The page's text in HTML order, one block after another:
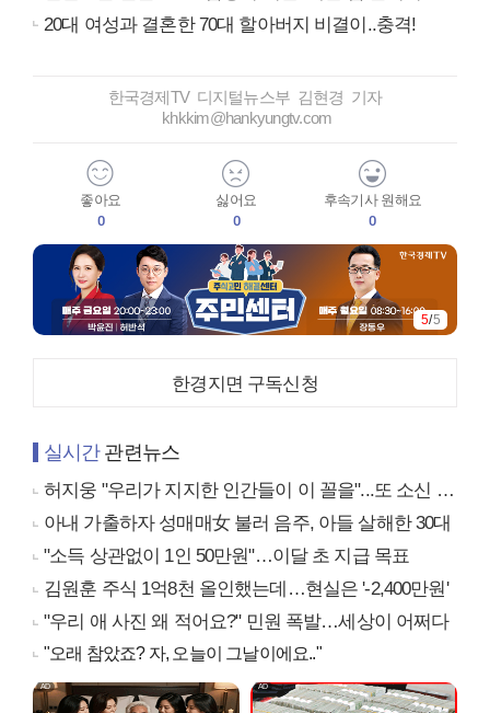
20대 여성과 결혼한 70대 할아버지 비결이..충격!
한국경제TV 디지털뉴스부 김현경 기자
khkkim@hankyungtv.com
좋아요
0
싫어요
0
후속기사 원해요
0
5/5
한경지면 구독신청
실시간관련뉴스
허지웅 "우리가 지지한 인간들이 이 꼴을"...또 소신 발언
아내 가출하자 성매매女 불러 음주, 아들 살해한 30대
"소득 상관없이 1인 50만원"…이달 초 지급 목표
김원훈 주식 1억8천 올인했는데…현실은 '-2,400만원'
"우리 애 사진 왜 적어요?" 민원 폭발…세상이 어쩌다
"오래 참았죠? 자, 오늘이 그날이에요.."